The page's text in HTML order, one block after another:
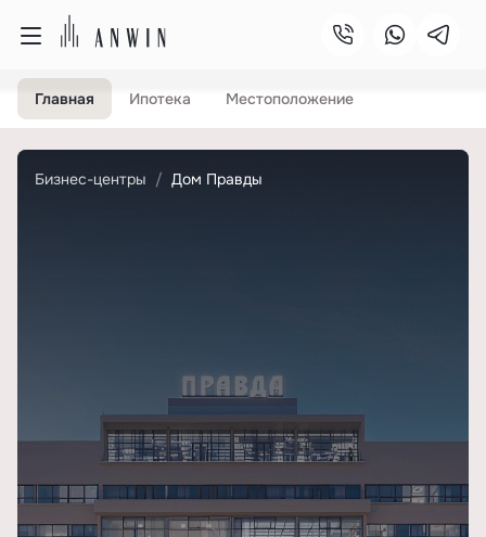
Главная Ипотека Местоположение
Бизнес-центры Дом Правды